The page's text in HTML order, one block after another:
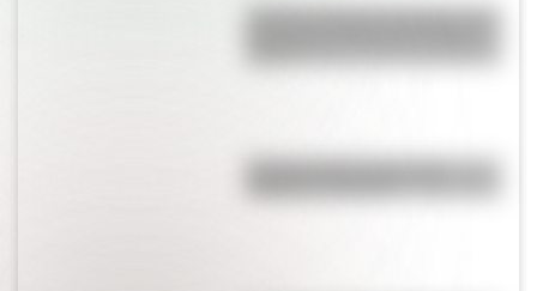
Castillo de Rafael Obligado, una
Bandera de Ecuador para